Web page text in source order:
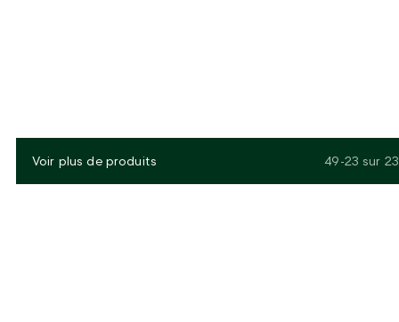
Voir plus de produits 49-23 sur 23